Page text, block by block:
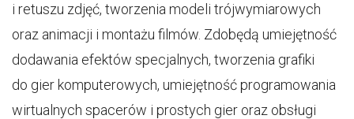
i retuszu zdjęć, tworzenia modeli trójwymiarowych
oraz animacji i montażu filmów. Zdobędą umiejętność
dodawania efektów specjalnych, tworzenia grafiki
do gier komputerowych, umiejętność programowania
wirtualnych spacerów i prostych gier oraz obsługi